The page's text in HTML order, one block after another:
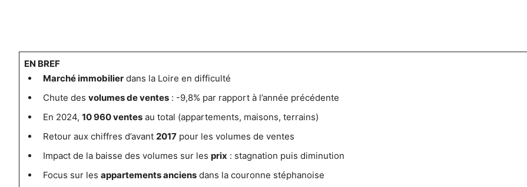
EN BREF
Marché immobilierdans la Loire en difficulté
Chute des volumes de ventes: -9,8% par rapport à l’année précédente
En 2024, 10 960 ventesau total (appartements, maisons, terrains)
Retour aux chiffres d’avant 2017pour les volumes de ventes
Impact de la baisse des volumes sur les prix : stagnation puis diminution
Focus sur les appartements anciensdans la couronne stéphanoise